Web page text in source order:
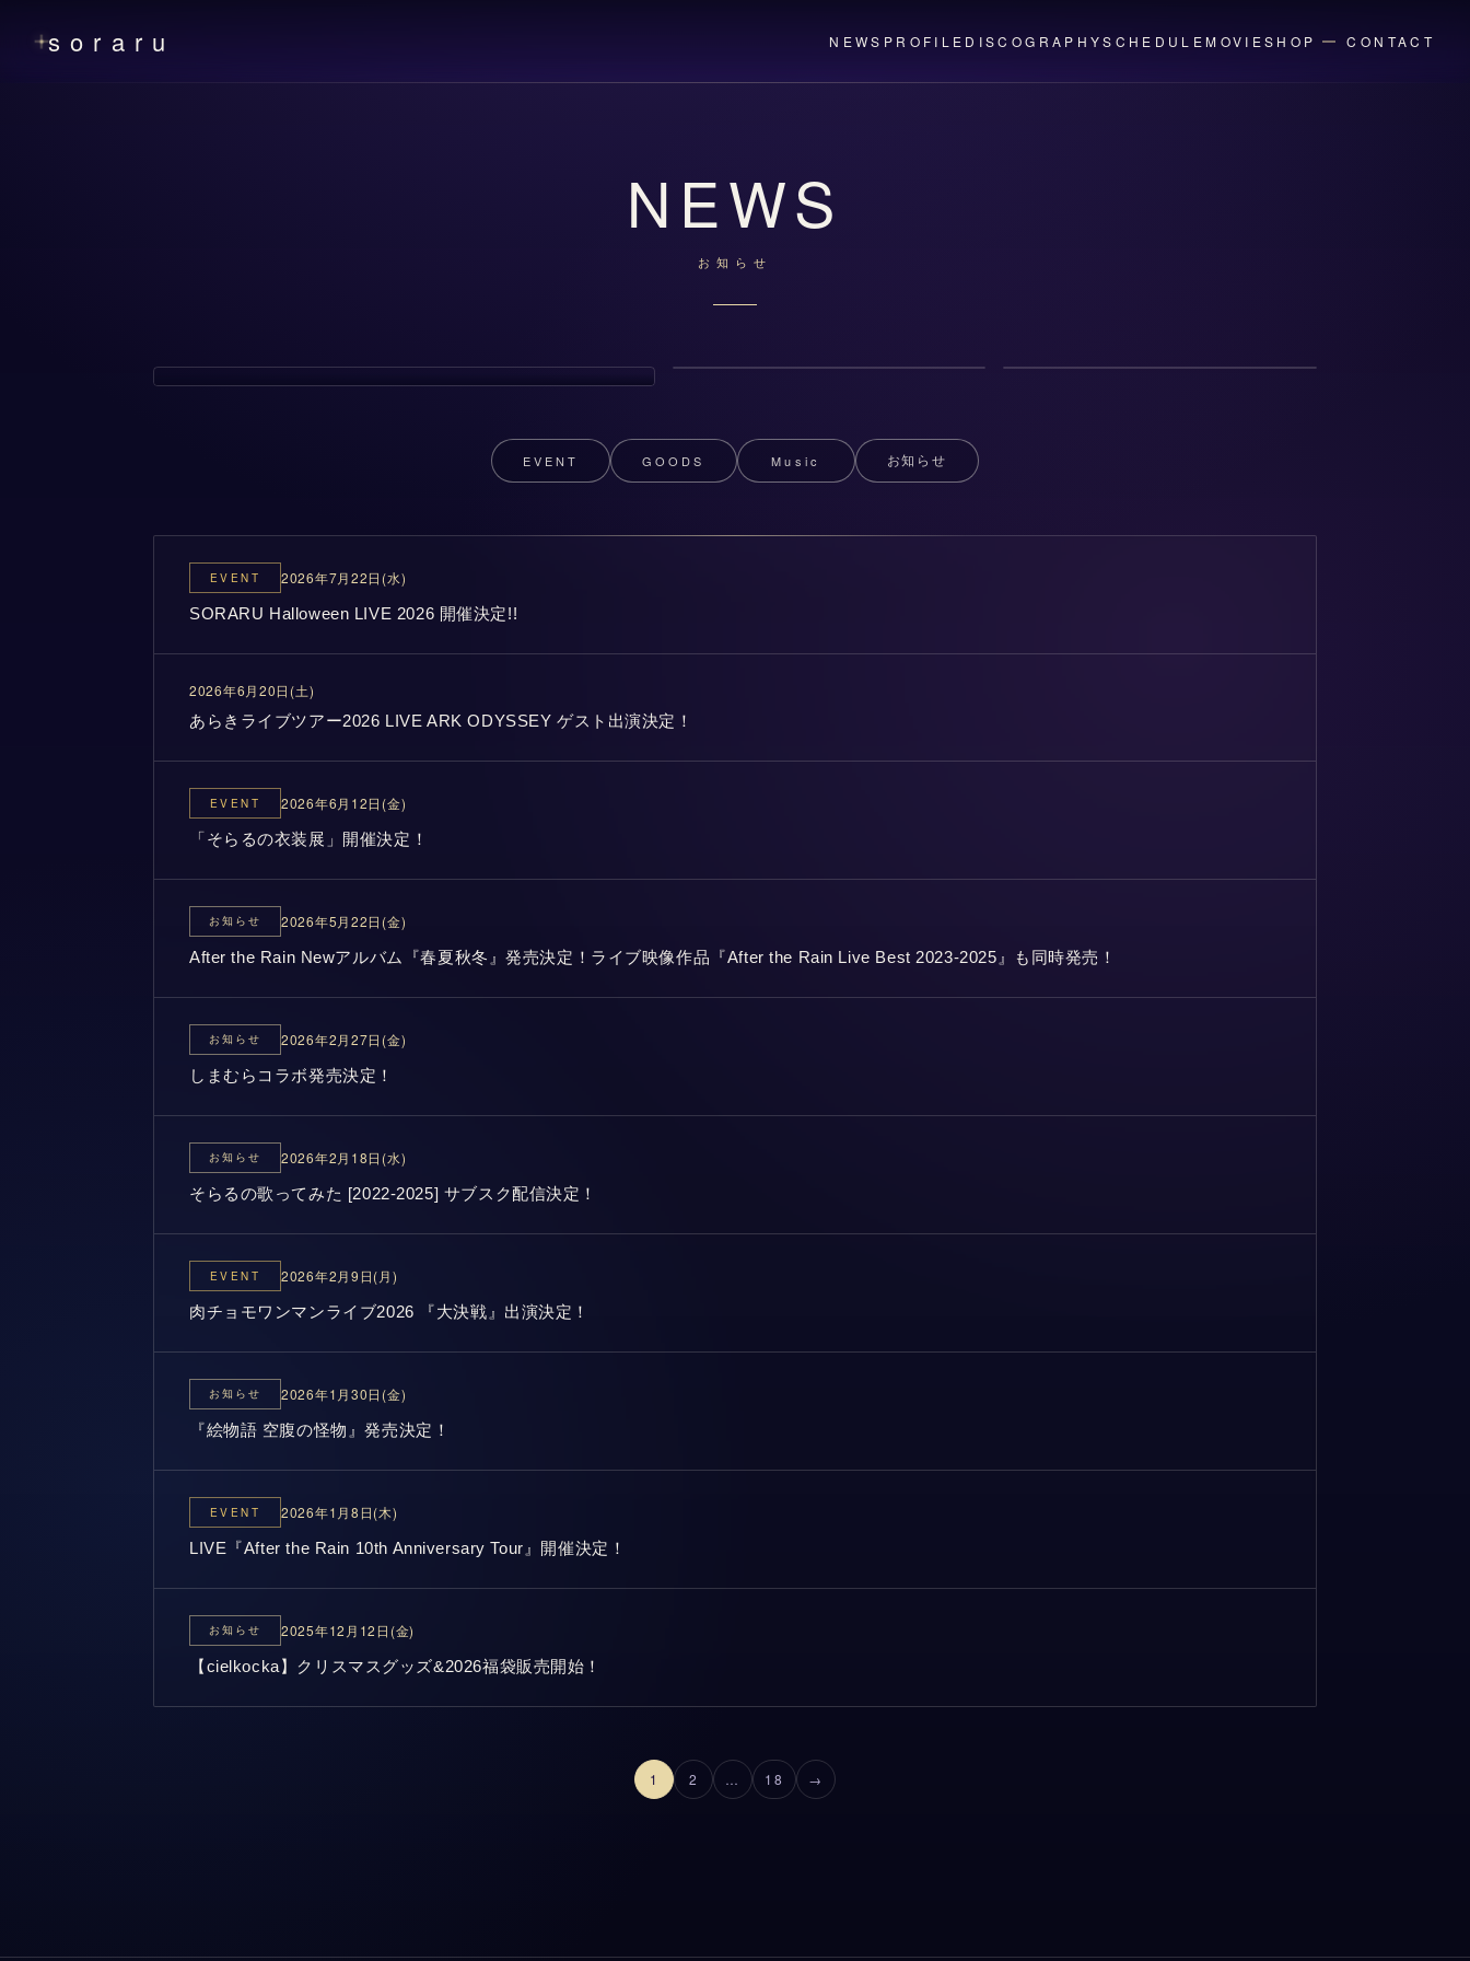
soraru NEWS PROFILE DISCOGRAPHYSCHEDULEMOVIESHOP CONTACT
NEWS
お知らせ
あらきライブツアー2026 LIVE ARK
EVENT GOODS Music お知らせ
EVENT 2026年7月22日(水)
SORARU Halloween LIVE 2026 開催決定!!
2026年6月20日(土)
あらきライブツアー2026 LIVE ARK ODYSSEY ゲスト出演決定！
EVENT 2026年6月12日(金)
「そらるの衣装展」開催決定！
お知らせ 2026年5月22日(金)
After the Rain Newアルバム『春夏秋冬』発売決定！ライブ映像作品『After the Rain Live Best 2023-2025』も同時発売！
お知らせ 2026年2月27日(金)
しまむらコラボ発売決定！
お知らせ 2026年2月18日(水)
そらるの歌ってみた [2022-2025] サブスク配信決定！
EVENT 2026年2月9日(月)
肉チョモワンマンライブ2026 『大決戦』出演決定！
お知らせ 2026年1月30日(金)
『絵物語 空腹の怪物』発売決定！
EVENT 2026年1月8日(木)
LIVE『After the Rain 10th Anniversary Tour』開催決定！
お知らせ 2025年12月12日(金)
【cielkocka】クリスマスグッズ&2026福袋販売開始！
投稿のページ送り
1 2 … 18 →